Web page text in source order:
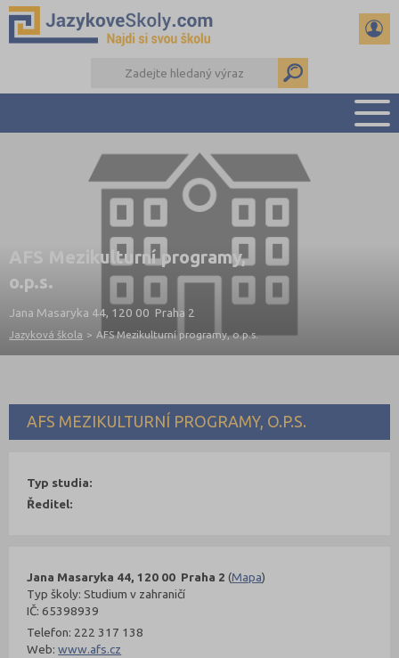
PŘEHLED ŠKOL
PŘÍPRAVA NA ZKOUŠKY A K MATURITĚ
RADY A ČLÁNKY
KONTAKTY
DALŠÍ DRUHY ŠKOL
AFS Mezikulturní programy,
o.p.s.
Jana Masaryka 44, 120 00 Praha 2
Jazyková škola > AFS Mezikulturní programy, o.p.s.
AFS MEZIKULTURNÍ PROGRAMY, O.P.S.
Jana Masaryka 44, 120 00 Praha 2 (Mapa)
Typ školy: Studium v zahraničí
IČ: 65398939
Telefon: 222 317 138
Web:www.afs.cz
Typ studia:
Ředitel: